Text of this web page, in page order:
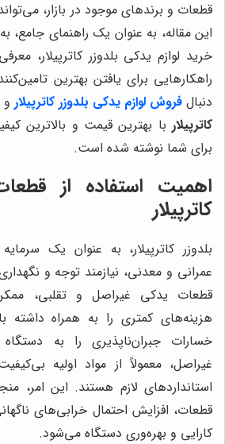
قطعات و برندهای موجود در بازار،
این مقاله، به عنوان یک راهنمای جامع،
خرید لوازم یدکی بلدوزر کاترپیلار،
راهکارهایی برای یافتن بهترین
دنبال فروش لوازم یدکی بلدوزر کاترپیلار و
کاترپیلار با بهترین قیمت و بالاترین
برای شما نوشته شده است.
اهمیت استفاده از
کاترپیلار
بلدوزر کاترپیلار، به عنوان یک
عمرانی و معدنی، نیازمند توجه و
قطعات یدکی غیراصل و تقلبی،
هزینه‌های کمتری را به همراه داشته
خسارات جبران‌ناپذیری را به
غیراصل، معمولاً از مواد اولیه
استانداردهای لازم هستند. این امر،
قطعات، افزایش احتمال خرابی‌های
کارایی و بهره‌وری دستگاه می‌شود.